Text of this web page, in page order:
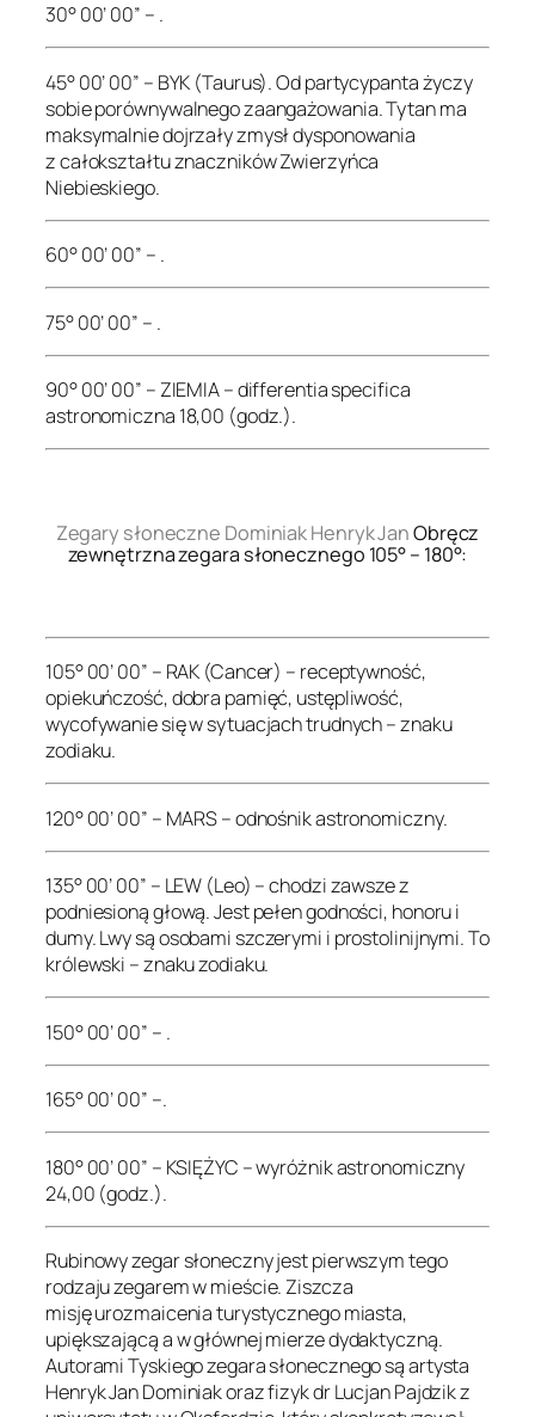
30° 00’ 00” – .
45° 00’ 00” – BYK (Taurus). Od partycypanta życzy
sobie porównywalnego zaangażowania. Tytan ma
maksymalnie dojrzały zmysł dysponowania
z całokształtu znaczników Zwierzyńca
Niebieskiego.
60° 00’ 00” – .
75° 00’ 00” – .
90° 00’ 00” – ZIEMIA – differentia specifica
astronomiczna 18,00 (godz.).
Zegary słoneczne Dominiak Henryk JanObręcz
zewnętrzna zegara słonecznego 105° – 180°:
105° 00’ 00” – RAK (Cancer) – receptywność,
opiekuńczość, dobra pamięć, ustępliwość,
wycofywanie się w sytuacjach trudnych – znaku
zodiaku.
120° 00’ 00” – MARS – odnośnik astronomiczny.
135° 00’ 00” – LEW (Leo) – chodzi zawsze z
podniesioną głową. Jest pełen godności, honoru i
dumy. Lwy są osobami szczerymi i prostolinijnymi. To
królewski – znaku zodiaku.
150° 00’ 00” – .
165° 00’ 00” –.
180° 00’ 00” – KSIĘŻYC – wyróżnik astronomiczny
24,00 (godz.).
Rubinowy zegar słoneczny jest pierwszym tego
rodzaju zegarem w mieście. Ziszcza
misję urozmaicenia turystycznego miasta,
upiększającą a w głównej mierze dydaktyczną.
Autorami Tyskiego zegara słonecznego są artysta
Henryk Jan Dominiak oraz fizyk dr Lucjan Pajdzik z